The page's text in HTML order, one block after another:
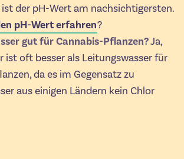
der pH-Wert am nachsichtigersten.
pH-Wert erfahren?
gut für Cannabis-Pflanzen?Ja,
ist oft besser als Leitungswasser für
da es im Gegensatz zu
aus einigen Ländern kein Chlor